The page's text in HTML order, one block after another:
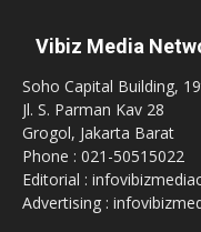
Vibiz Media
Soho Capital Building,
Jl. S. Parman Kav 28
Grogol, Jakarta Barat
Phone : 021-50515022
Editorial :
Advertising :